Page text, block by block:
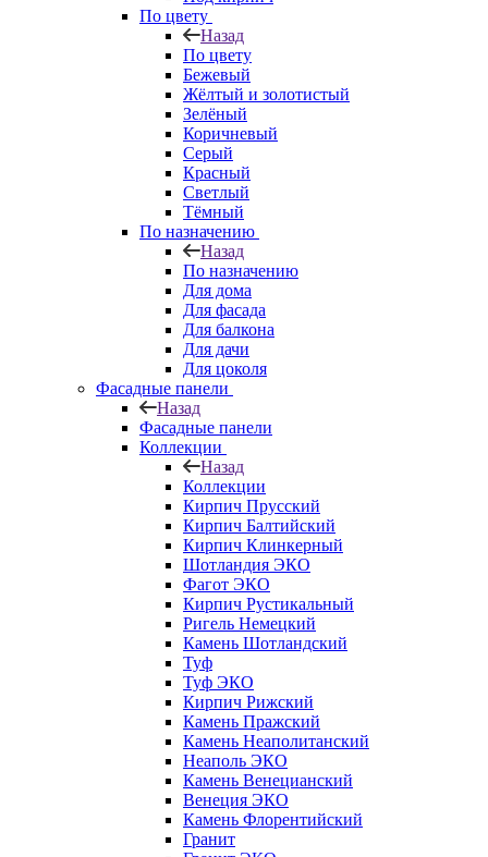
По цвету
Назад
По цвету
Бежевый
Жёлтый и золотистый
Зелёный
Коричневый
Серый
Красный
Светлый
Тёмный
По назначению
Назад
По назначению
Для дома
Для фасада
Для балкона
Для дачи
Для цоколя
Фасадные панели
Назад
Фасадные панели
Коллекции
Назад
Коллекции
Кирпич Прусский
Кирпич Балтийский
Кирпич Клинкерный
Шотландия ЭКО
Фагот ЭКО
Кирпич Рустикальный
Ригель Немецкий
Камень Шотландский
Туф
Туф ЭКО
Кирпич Рижский
Камень Пражский
Камень Неаполитанский
Неаполь ЭКО
Камень Венецианский
Венеция ЭКО
Камень Флорентийский
Гранит